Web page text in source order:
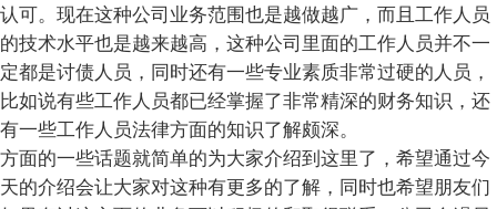
认可。现在这种公司业务范围也是越做越广，而且工作人员
的技术水平也是越来越高，这种公司里面的工作人员并不一
定都是讨债人员，同时还有一些专业素质非常过硬的人员，
比如说有些工作人员都已经掌握了非常精深的财务知识，还
有一些工作人员法律方面的知识了解颇深。
方面的一些话题就简单的为大家介绍到这里了，希望通过今
天的介绍会让大家对这种有更多的了解，同时也希望朋友们